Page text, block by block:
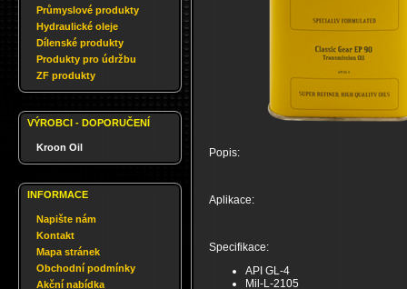
Průmyslové produkty
Hydraulické oleje
Dílenské produkty
Produkty pro údržbu
ZF produkty
VÝROBCI - DOPORUČENÍ
Kroon Oil
INFORMACE
Napište nám
Kontakt
Mapa stránek
Obchodní podmínky
Akční nabídka
Popis:
Aplikace:
Specifikace:
API GL-4
Mil-L-2105